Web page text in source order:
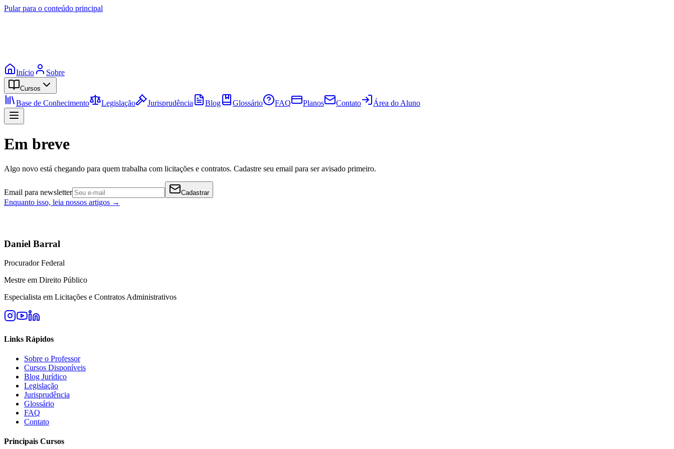
Pular para o conteúdo principal
Início Sobre
Cursos
Base de Conhecimento Legislação Jurisprudência Blog Glossário FAQ Planos Contato Área do Aluno
Em breve
Algo novo está chegando para quem trabalha com licitações e contratos. Cadastre seu email para ser avisado primeiro.
Email para newsletter Cadastrar
Enquanto isso, leia nossos artigos →
Daniel Barral
Procurador Federal
Mestre em Direito Público
Especialista em Licitações e Contratos Administrativos
Links Rápidos
Sobre o Professor
Cursos Disponíveis
Blog Jurídico
Legislação
Jurisprudência
Glossário
FAQ
Contato
Principais Cursos